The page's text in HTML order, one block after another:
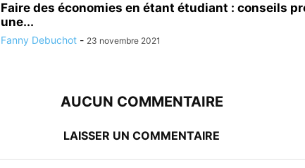
Faire des économies en étant étudiant : conseils
une...
Fanny Debuchot - 23 novembre 2021
AUCUN COMMENTAIRE
LAISSER UN COMMENTAIRE